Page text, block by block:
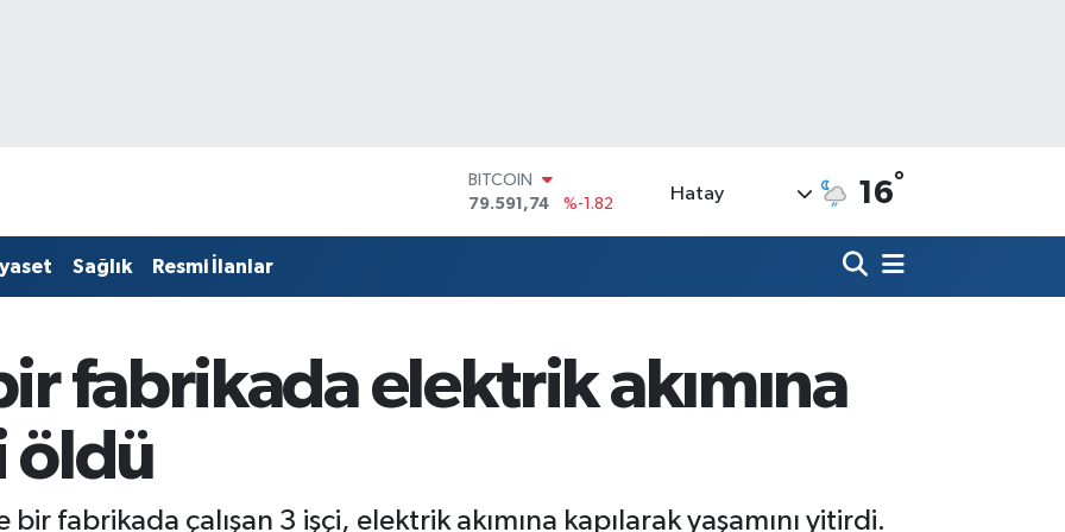
DOLAR
45,43620
%0.02
61,60380
%0.18
BİST100
14.598,00
%0
Hatay 16°
Sağlık Resmi İlanlar
fabrikada elektrik akımına
öldü
fabrikada çalışan 3 işçi, elektrik akımına kapılarak yaşamını yitirdi.